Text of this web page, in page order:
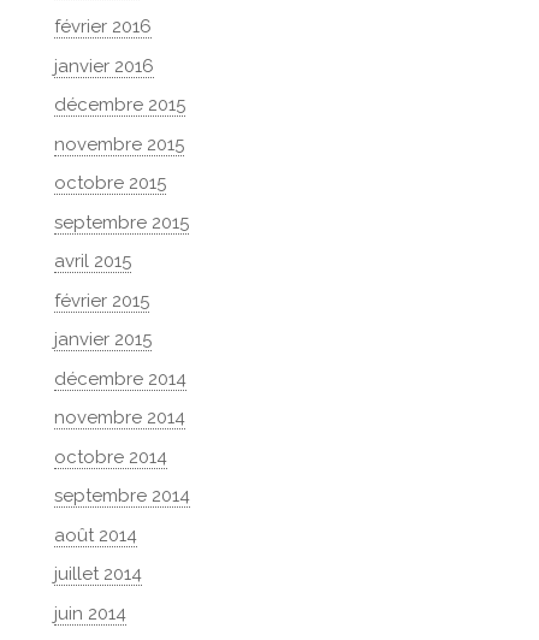
février 2016
janvier 2016
décembre 2015
novembre 2015
octobre 2015
septembre 2015
avril 2015
février 2015
janvier 2015
décembre 2014
novembre 2014
octobre 2014
septembre 2014
août 2014
juillet 2014
juin 2014